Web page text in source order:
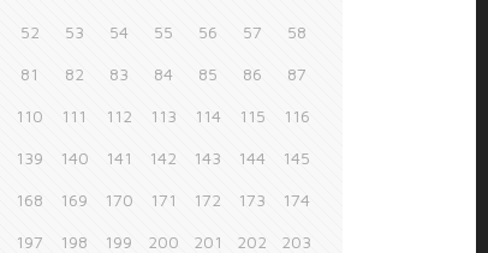
52 53 54 55 56 57 58
81 82 83 84 85 86 87
110 111 112 113 114 115 116
139 140 141 142 143 144 145
168 169 170 171 172 173 174
197 198 199 200 201 202 203